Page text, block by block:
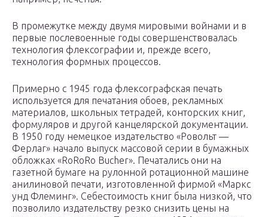
В промежутке между двумя мировыми войнами и в
первые послевоенные годы совершенствовалась
технология флексографии и, прежде всего,
технология формных процессов.
Примерно с 1945 года флексографская печать
используется для печатания обоев, рекламных
материалов, школьных тетрадей, конторских книг,
формуляров и другой канцелярской документации.
В 1950 году немецкое издательство «Ровольт —
Ферлаг» начало выпуск массовой серии в бумажных
обложках «RoRoRo Bucher». Печатались они на
газетной бумаге на рулонной ротационной машине
анилиновой печати, изготовленной фирмой «Маркс
унд Флеминг». Себестоимость книг была низкой, что
позволило издательству резко снизить цены на